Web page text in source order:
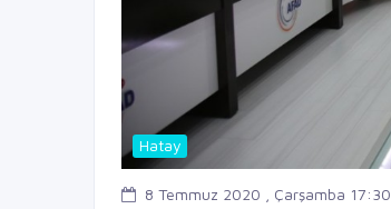
Hatay
8 Temmuz 2020 , Çarşamba 17:30